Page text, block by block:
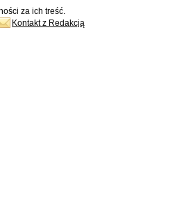
za ich treść.
Kontakt z Redakcją